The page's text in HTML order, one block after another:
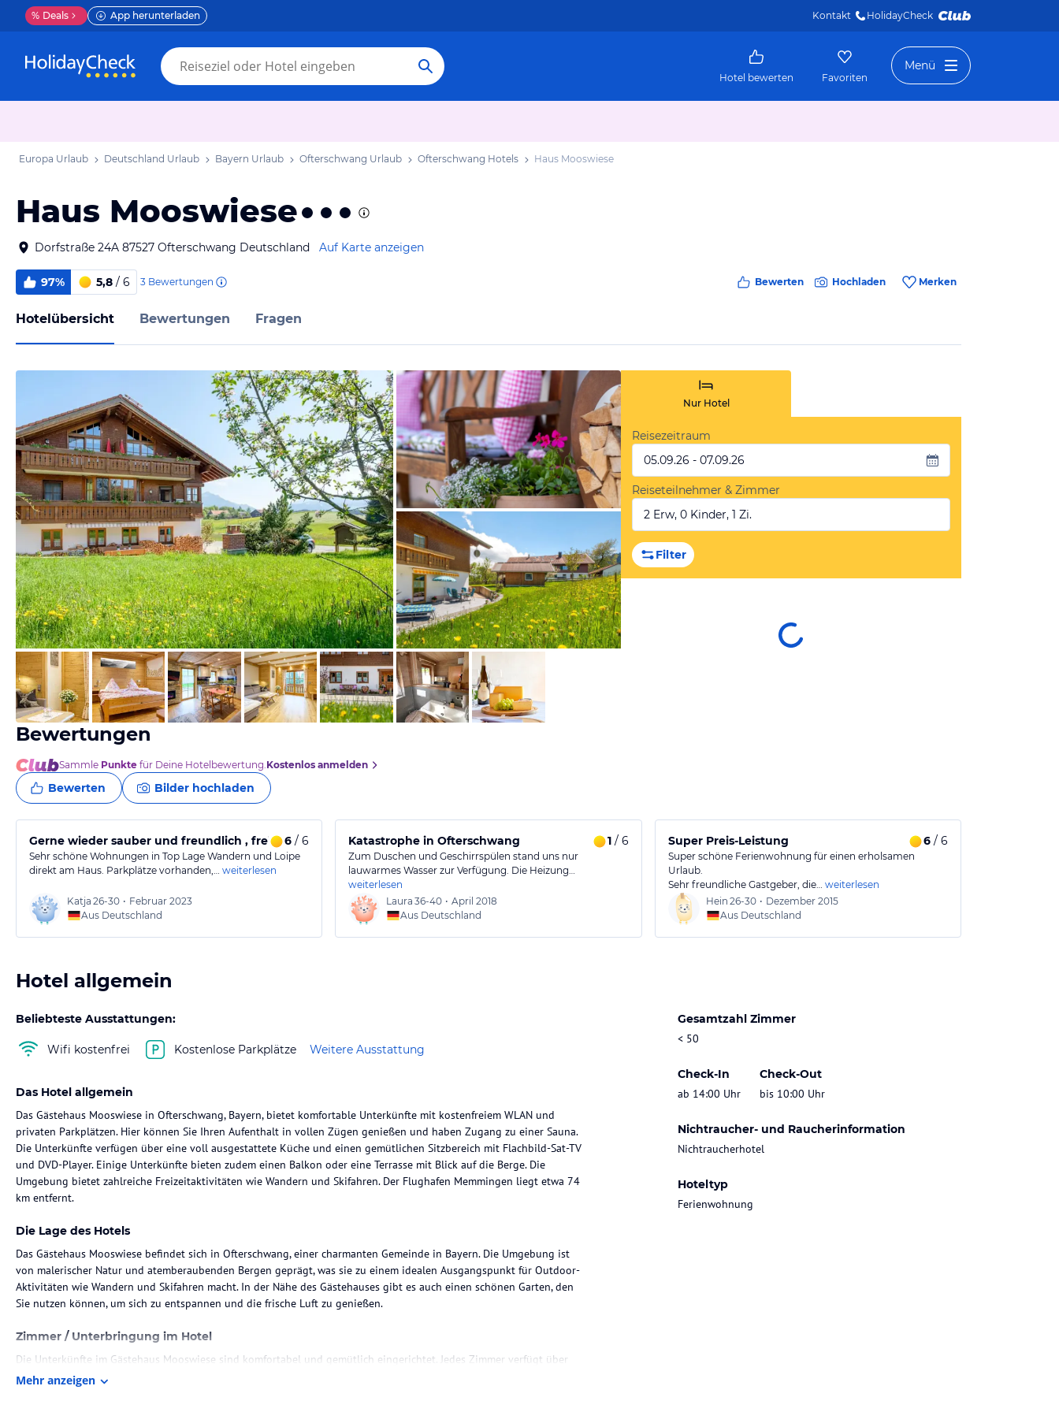
% Deals App herunterladen Kontakt HolidayCheck
Hotel bewerten Favoriten
Menü
Europa Urlaub Deutschland Urlaub Bayern Urlaub Ofterschwang Urlaub Ofterschwang Hotels Haus Mooswiese
Haus Mooswiese
Dorfstraße 24A 87527 Ofterschwang Deutschland Auf Karte anzeigen
97% 5,8 / 6 3 Bewertungen Bewerten Hochladen Merken
Hotelübersicht Bewertungen Fragen
von Booking.com
von Booking.com
von Booking.com
Nur Hotel
Reisezeitraum
05.09.26 - 07.09.26
Reiseteilnehmer & Zimmer
2 Erw, 0 Kinder, 1 Zi.
Filter
Bewertungen
Sammle Punkte für Deine Hotelbewertung.Kostenlos anmelden
Bewerten Bilder hochladen
Gerne wieder sauber und freundlich , freies WLan
6 / 6
Sehr schöne Wohnungen in Top Lage Wandern und Loipe
direkt am Haus. Parkplätze vorhanden,… weiterlesen
Katja 26-30 • Februar 2023
Aus Deutschland
Katastrophe in Ofterschwang 1/ 6
Zum Duschen und Geschirrspülen stand uns nur
lauwarmes Wasser zur Verfügung. Die Heizung…
weiterlesen
Laura 36-40 • April 2018
Aus Deutschland
Super Preis-Leistung 6/ 6
Super schöne Ferienwohnung für einen erholsamen
Urlaub.
Sehr freundliche Gastgeber, die… weiterlesen
Hein 26-30 • Dezember 2015
Aus Deutschland
Hotel allgemein
Beliebteste Ausstattungen:
Wifi kostenfrei Kostenlose Parkplätze Weitere Ausstattung
Gesamtzahl Zimmer
< 50
Check-In
ab 14:00 Uhr
Check-Out
bis 10:00 Uhr
Nichtraucher- und Raucherinformation
Nichtraucherhotel
Hoteltyp
Ferienwohnung
Das Hotel allgemein
Das Gästehaus Mooswiese in Ofterschwang, Bayern, bietet komfortable Unterkünfte mit kostenfreiem WLAN und
privaten Parkplätzen. Hier können Sie Ihren Aufenthalt in vollen Zügen genießen und haben Zugang zu einer Sauna.
Die Unterkünfte verfügen über eine voll ausgestattete Küche und einen gemütlichen Sitzbereich mit Flachbild-Sat-TV
und DVD-Player. Einige Unterkünfte bieten zudem einen Balkon oder eine Terrasse mit Blick auf die Berge. Die
Umgebung bietet zahlreiche Freizeitaktivitäten wie Wandern und Skifahren. Der Flughafen Memmingen liegt etwa 74
km entfernt.
Die Lage des Hotels
Das Gästehaus Mooswiese befindet sich in Ofterschwang, einer charmanten Gemeinde in Bayern. Die Umgebung ist
von malerischer Natur und atemberaubenden Bergen geprägt, was sie zu einem idealen Ausgangspunkt für Outdoor-
Aktivitäten wie Wandern und Skifahren macht. In der Nähe des Gästehauses gibt es auch einen schönen Garten, den
Sie nutzen können, um sich zu entspannen und die frische Luft zu genießen.
Zimmer / Unterbringung im Hotel
Die Unterkünfte im Gästehaus Mooswiese sind komfortabel und gemütlich eingerichtet. Jedes Zimmer verfügt über
kostenfreies WLAN, einen Sitzbereich mit Flachbild-Sat-TV und DVD-Player sowie eine voll ausgestattete Küche mit
Mehr anzeigen